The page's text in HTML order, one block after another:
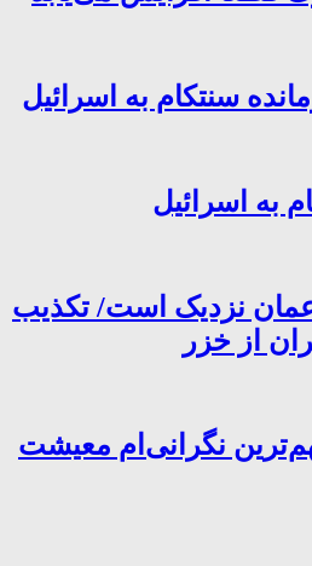
سنتکام به اسرائیل
به اسرائیل
نزدیک است/ تکذیب
نگرانی‌ام معیشت